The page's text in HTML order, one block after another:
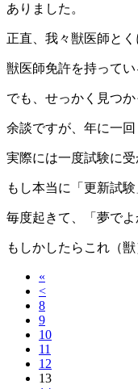
ありました。
正直、我々獣医師と
獣医師免許を持って
でも、せっかく見つ
余談ですが、年に一
実際には一度試験に
もし本当に「更新試
毎度起きて、「夢でよ
もしかしたらこれ（
«
<
8
9
10
11
12
13